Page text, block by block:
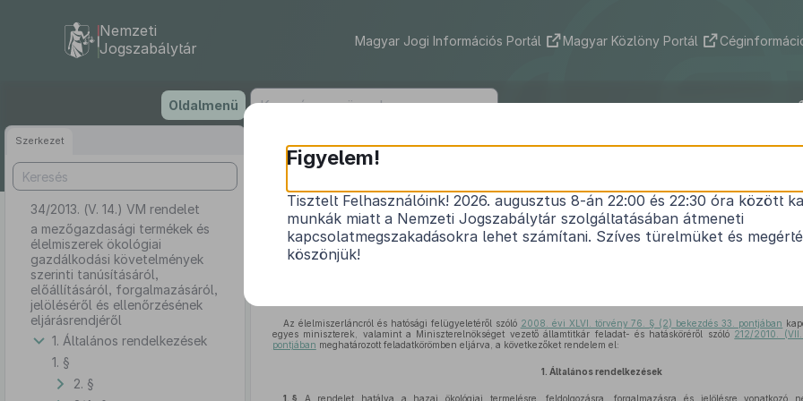
tartalomra
Nemzeti
Jogszabálytár
Magyar Jogi Információs Portál Magyar Közlöny Portál
Oldalmenü
Szerkezet
34/2013. (V. 14.) VM rendelet
a mezőgazdasági termékek és
élelmiszerek ökológiai
gazdálkodási követelmények
szerinti tanúsításáról,
előállításáról, forgalmazásáról,
jelöléséről és ellenőrzésének
eljárásrendjéről
1. Általános rendelkezések
1. §
2. §
34/2013. (V. 14.) VM rendelet
a mezőgazdasági termékek és élelmiszerek ökológiai
követelmények szerinti tanúsításáról, előállításáról,
Az élelmiszerláncról és hatósági felügyeletéről szóló 2008. évi XLVI. törvény 76. § (2) bekezdés 33. pontjában
egyes miniszterek, valamint a Miniszterelnökséget vezető államtitkár feladat- és hatásköréről szóló 212/2010.
pontjában meghatározott feladatkörömben eljárva, a következőket rendelem el:
1. Általános rendelkezések
1. § A rendelet hatálya a hazai ökológiai termelésre, feldolgozásra, forgalmazásra és jelölésre vonatkozó
Figyelem!
Tisztelt Felhasználóink! 2026. augusztus 8-án 22:00 és 22:30 óra között
munkák miatt a Nemzeti Jogszabálytár szolgáltatásában átmeneti
kapcsolatmegszakadásokra lehet számítani. Szíves türelmüket és
köszönjük!